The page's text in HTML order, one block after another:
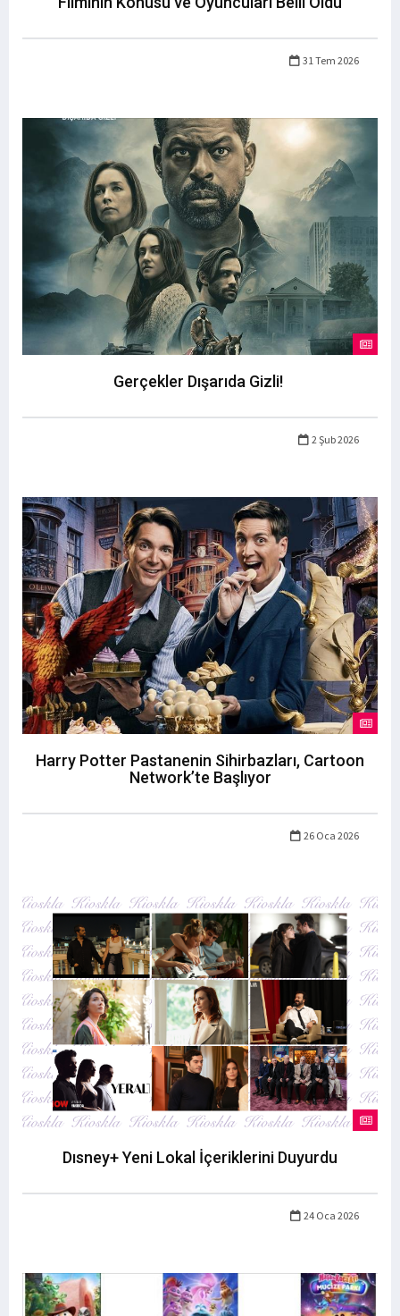
31 Tem 2026
Gerçekler Dışarıda Gizli!
2 Şub 2026
Harry Potter Pastanenin Sihirbazları, Cartoon
Network’te Başlıyor
26 Oca 2026
Dısney+ Yeni Lokal İçeriklerini Duyurdu
24 Oca 2026